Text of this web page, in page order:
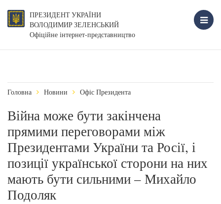
ПРЕЗИДЕНТ УКРАЇНИ
ВОЛОДИМИР ЗЕЛЕНСЬКИЙ
Офіційне інтернет-представництво
Головна Новини Офіс Президента
Війна може бути закінчена
прямими переговорами між
Президентами України та Росії, і
позиції української сторони на них
мають бути сильними – Михайло
Подоляк